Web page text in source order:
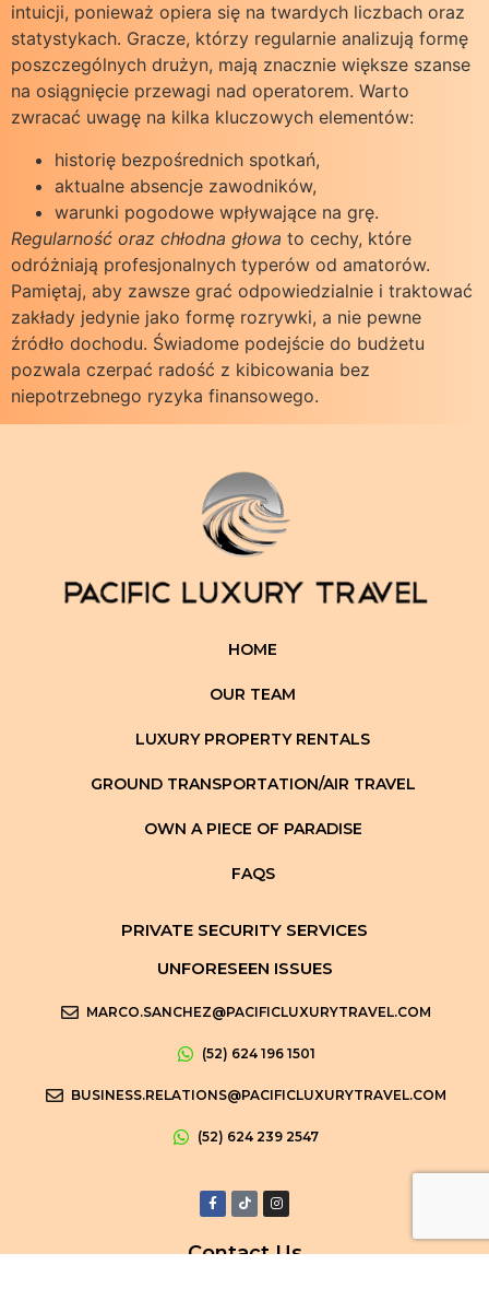
intuicji, ponieważ opiera się na twardych liczbach oraz
statystykach. Gracze, którzy regularnie analizują formę
poszczególnych drużyn, mają znacznie większe szanse
na osiągnięcie przewagi nad operatorem. Warto
zwracać uwagę na kilka kluczowych elementów:
historię bezpośrednich spotkań,
aktualne absencje zawodników,
warunki pogodowe wpływające na grę.
Regularność oraz chłodna głowa to cechy, które
odróżniają profesjonalnych typerów od amatorów.
Pamiętaj, aby zawsze grać odpowiedzialnie i traktować
zakłady jedynie jako formę rozrywki, a nie pewne
źródło dochodu. Świadome podejście do budżetu
pozwala czerpać radość z kibicowania bez
niepotrzebnego ryzyka finansowego.
HOME
OUR TEAM
LUXURY PROPERTY RENTALS
GROUND TRANSPORTATION/AIR TRAVEL
OWN A PIECE OF PARADISE
FAQS
PRIVATE SECURITY SERVICES
UNFORESEEN ISSUES
MARCO.SANCHEZ@PACIFICLUXURYTRAVEL.COM
(52) 624 196 1501
BUSINESS.RELATIONS@PACIFICLUXURYTRAVEL.COM
(52) 624 239 2547
Contact Us